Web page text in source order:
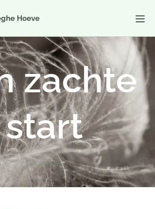
Hoeve
zachte
start
18-04-2025